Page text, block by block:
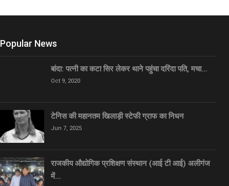
Popular News
बांदा: पत्नी का कटा सिर लेकर थाने पहुंचा दरिंदा पति, मचा…
Oct 9, 2020
टेनिस की महानतम खिलाड़ी स्टेफी ग्राफ का निधन
Jun 7, 2025
राजकीय औद्योगिक प्रशिक्षण संस्थान (आई टी आई) अलीगंज
में…